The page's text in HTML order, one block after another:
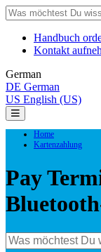
Handbuch
Kontakt
German
DE German
US English (US)
Home
Kartenzahlung
Pay